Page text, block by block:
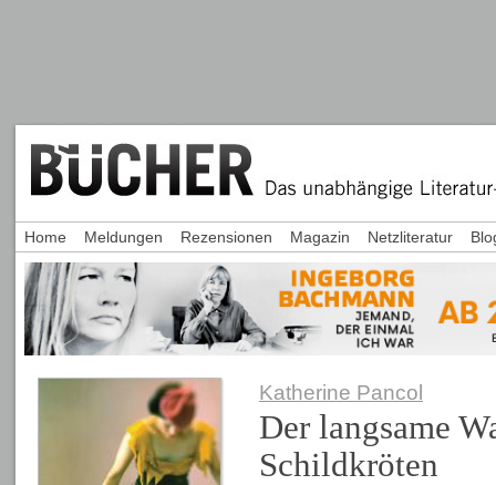
Katherine Pancol
Der langsame
Schildkröten
Home Meldungen Rezensionen Magazin Netzliteratur